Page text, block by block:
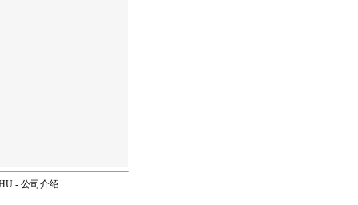
- 公司介绍